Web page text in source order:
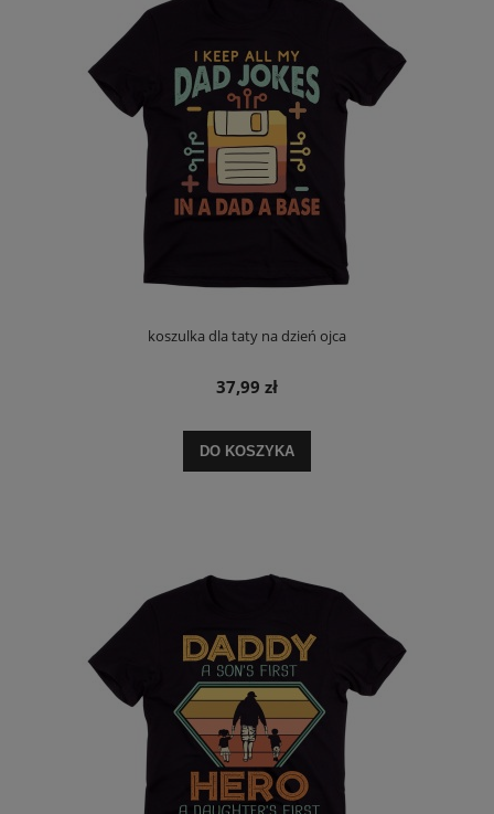
koszulka dla taty na dzień ojca
37,99 zł
DO KOSZYKA